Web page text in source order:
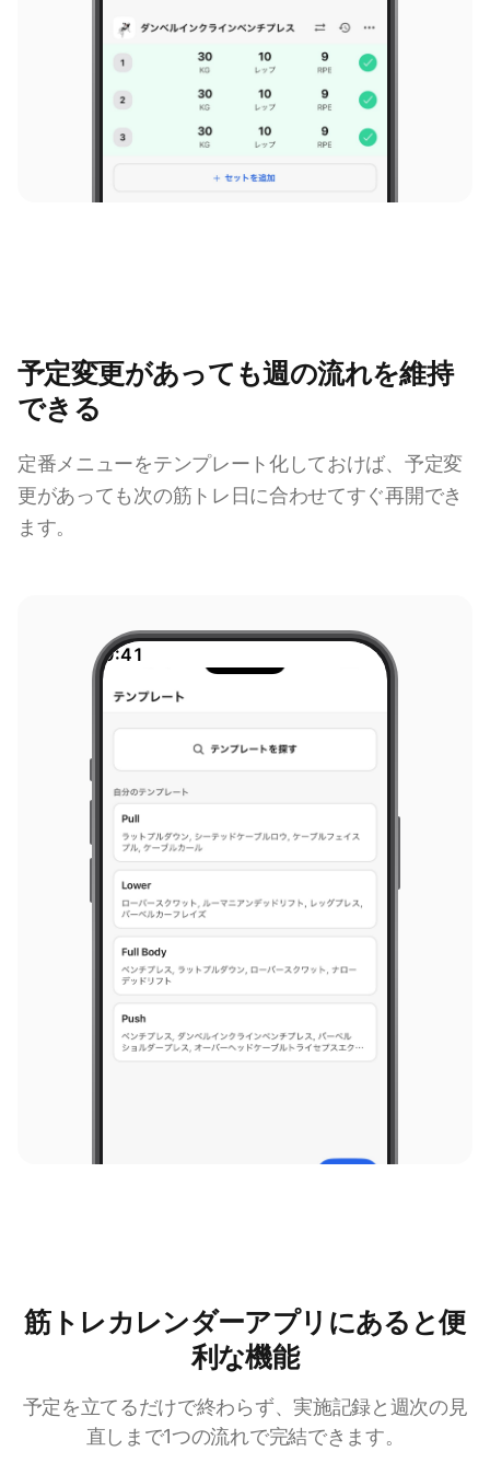
予定変更があっても週の流れを維持
できる
定番メニューをテンプレート化しておけば、予定変
更があっても次の筋トレ日に合わせてすぐ再開でき
ます。
9:41
筋トレカレンダーアプリにあると便
利な機能
予定を立てるだけで終わらず、実施記録と週次の見
直しまで1つの流れで完結できます。